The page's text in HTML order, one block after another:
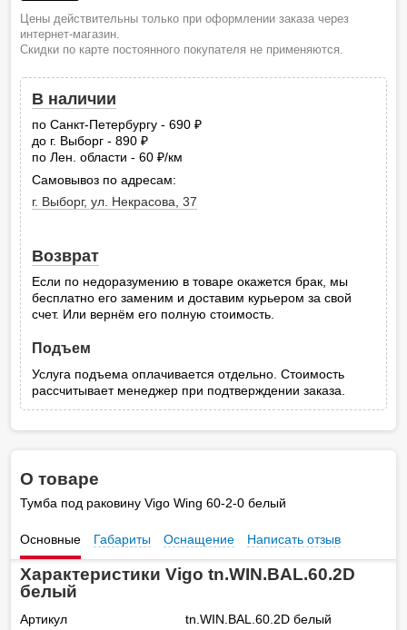
Цены действительны только при оформлении заказа через
интернет-магазин.
Скидки по карте постоянного покупателя не применяются.
В наличии
по Санкт-Петербургу - 690
до г. Выборг - 890
по Лен. области - 60
руб.
/км
Самовывоз по адресам:
г. Выборг, ул. Некрасова, 37
Возврат
Если по недоразумению в товаре окажется брак, мы
бесплатно его заменим и доставим курьером за свой
счет. Или вернём его полную стоимость.
Подъем
Услуга подъема оплачивается отдельно. Стоимость
рассчитывает менеджер при подтверждении заказа.
О товаре
Тумба под раковину Vigo Wing 60-2-0 белый
Основные Габариты Оснащение Написать отзыв
Характеристики Vigo tn.WIN.BAL.60.2D
белый
Артикул
tn.WIN.BAL.60.2D белый